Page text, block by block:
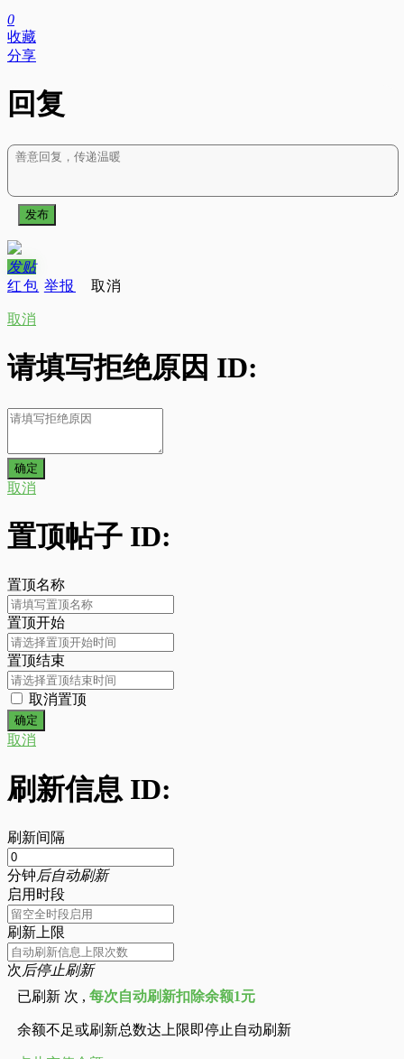
0
收藏
分享
回复
发布
发贴
红包 举报 取消
取消
请填写拒绝原因 ID:
取消
置顶帖子 ID:
置顶名称
置顶开始
置顶结束
取消置顶
取消
刷新信息 ID:
刷新间隔
分钟后自动刷新
启用时段
刷新上限
次后停止刷新
已刷新 次 ,每次自动刷新扣除余额1元
余额不足或刷新总数达上限即停止自动刷新